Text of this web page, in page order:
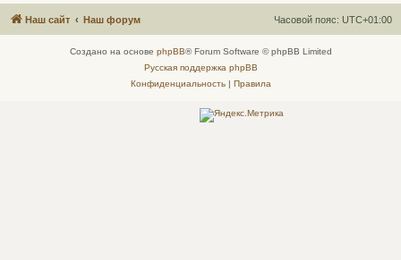
Наш сайт Наш форум Часовой пояс: UTC+01:00
Создано на основе phpBB® Forum Software © phpBB Limited
Русская поддержка phpBB
Конфиденциальность| Правила